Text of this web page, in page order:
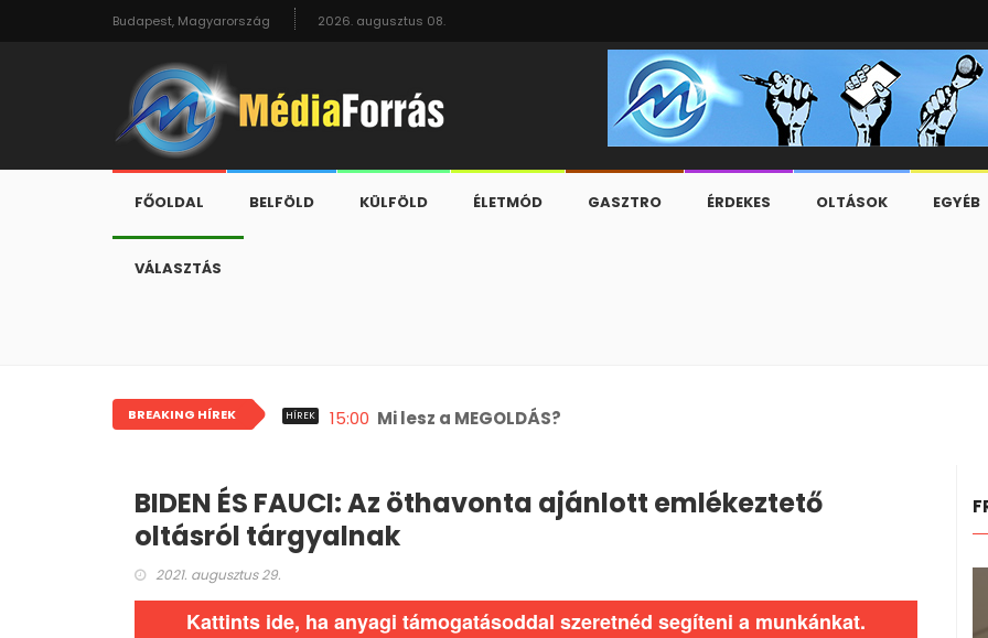
Budapest, Magyarország 2026. augusztus 08.
FŐOLDAL BELFÖLD KÜLFÖLD ÉLETMÓD GASZTRO ÉRDEKES OLTÁSOK EGYÉB
VÁLASZTÁS
BREAKING HÍREK HÍREK 15:00 Mi lesz a MEGOLDÁS?
BIDEN ÉS FAUCI: Az öthavonta ajánlott emlékeztető
oltásról tárgyalnak
2021. augusztus 29.
Kattints ide, ha anyagi támogatásoddal szeretnéd segíteni a munkánkat.